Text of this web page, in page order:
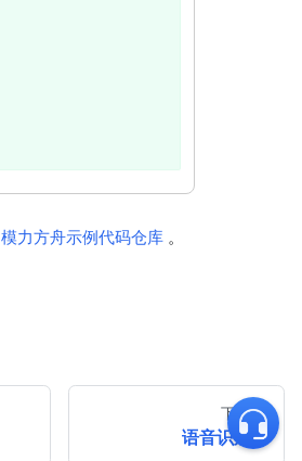
模力方舟示例代码仓库 。
下一页
语音识别